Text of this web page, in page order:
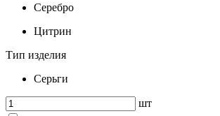
Серебро
Цитрин
Тип изделия
Серьги
шт